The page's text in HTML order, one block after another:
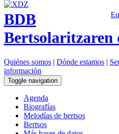
BDB
Bertsolaritzaren
Quiénes somos | Dónde estamos |
información
Toggle navigation
Agenda
Biografías
Melodías de bertsos
Bertsos